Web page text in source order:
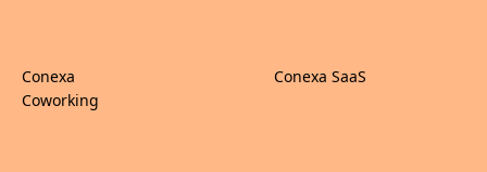
Conexa
Coworking
Conexa SaaS